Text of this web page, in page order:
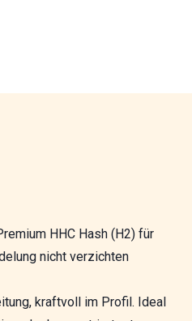
HHC Hash (H2) für
nicht verzichten
kraftvoll im Profil. Ideal